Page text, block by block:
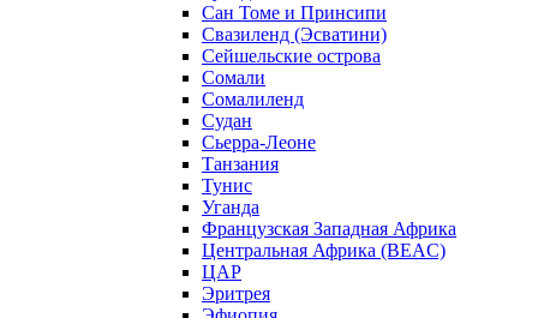
Сан Томе и Принсипи
Свазиленд (Эсватини)
Сейшельские острова
Сомали
Сомалиленд
Судан
Сьерра-Леоне
Танзания
Тунис
Уганда
Французская Западная Африка
Центральная Африка (BEAC)
ЦАР
Эритрея